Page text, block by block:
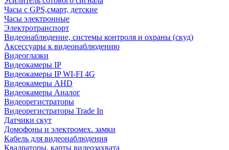
Часы с GPS,смарт, детские
Часы электронные
Электротранспорт
Видеонаблюдение, системы контроля и охраны (скуд)
Аксессуары к видеонаблюдению
Видеоглазки
Видеокамеры IP
Видеокамеры IP WI-FI 4G
Видеокамеры AHD
Видеокамеры Аналог
Видеорегистраторы
Видеорегистраторы Trade In
Датчики скут
Домофоны и электромех. замки
Кабель для видеонаблюдения
Квадраторы, карты видеозахвата